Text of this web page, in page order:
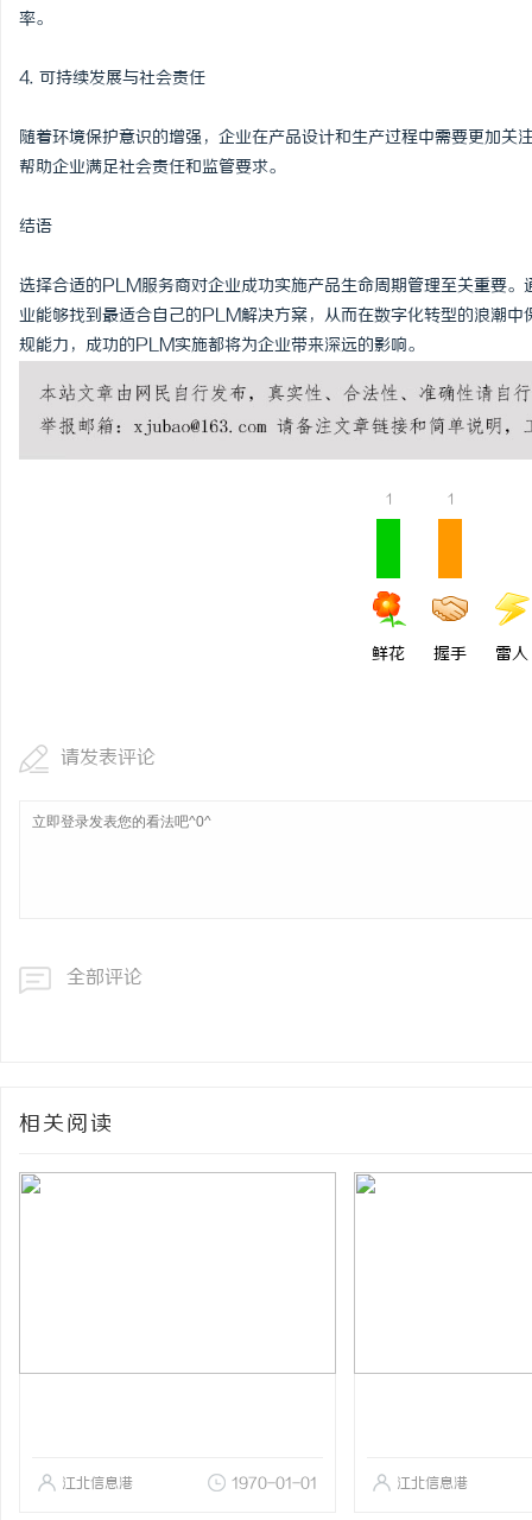
率。
4. 可持续发展与社会责任
随着环境保护意识的增强，企业在产品设计和生产过程中需要更加
帮助企业满足社会责任和监管要求。
结语
选择合适的PLM服务商对企业成功实施产品生命周期管理至关重要
业能够找到最适合自己的PLM解决方案，从而在数字化转型的浪潮
规能力，成功的PLM实施都将为企业带来深远的影响。
1
鲜花
1
握手 雷人
请发表评论
全部评论
相关阅读
江北信息港 1970-01-01 江北信息港